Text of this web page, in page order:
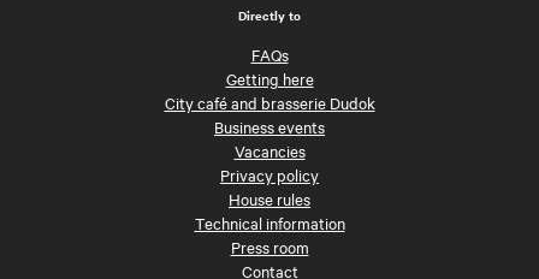
Directly to
FAQs
Getting here
City café and brasserie Dudok
Business events
Vacancies
Privacy policy
House rules
Technical information
Press room
Contact